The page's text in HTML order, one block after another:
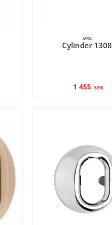
ASSA
Cylinder 1308
1 455 SEK